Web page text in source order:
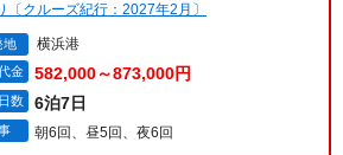
クルーズ紀行：2027年2月〕
地 横浜港
金 582,000～873,000円
数 6泊7日
朝6回、昼5回、夜6回